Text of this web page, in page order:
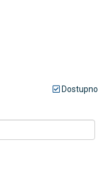
Dostupno